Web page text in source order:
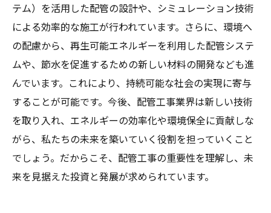
テム）を活用した配管の設計や、シミュレーション技術
による効率的な施工が行われています。さらに、環境へ
の配慮から、再生可能エネルギーを利用した配管システ
ムや、節水を促進するための新しい材料の開発なども進
んでいます。これにより、持続可能な社会の実現に寄与
することが可能です。今後、配管工事業界は新しい技術
を取り入れ、エネルギーの効率化や環境保全に貢献しな
がら、私たちの未来を築いていく役割を担っていくこと
でしょう。だからこそ、配管工事の重要性を理解し、未
来を見据えた投資と発展が求められています。